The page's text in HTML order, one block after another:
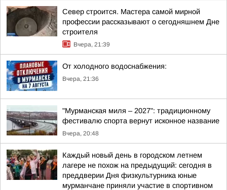
Север строится. Мастера самой мирной
профессии рассказывают о сегодняшнем Дне
строителя
Вчера, 21:39
От холодного водоснабжения:
Вчера, 21:36
"Мурманская миля – 2027": традиционному
фестивалю спорта вернут исконное название
Вчера, 20:48
Каждый новый день в городском летнем
лагере не похож на предыдущий: сегодня в
преддверии Дня физкультурника юные
мурманчане приняли участие в спортивном